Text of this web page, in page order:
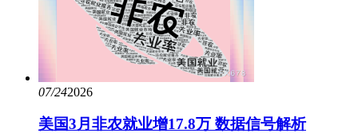
07/242026
美国3月非农就业增17.8万 数据信号解析